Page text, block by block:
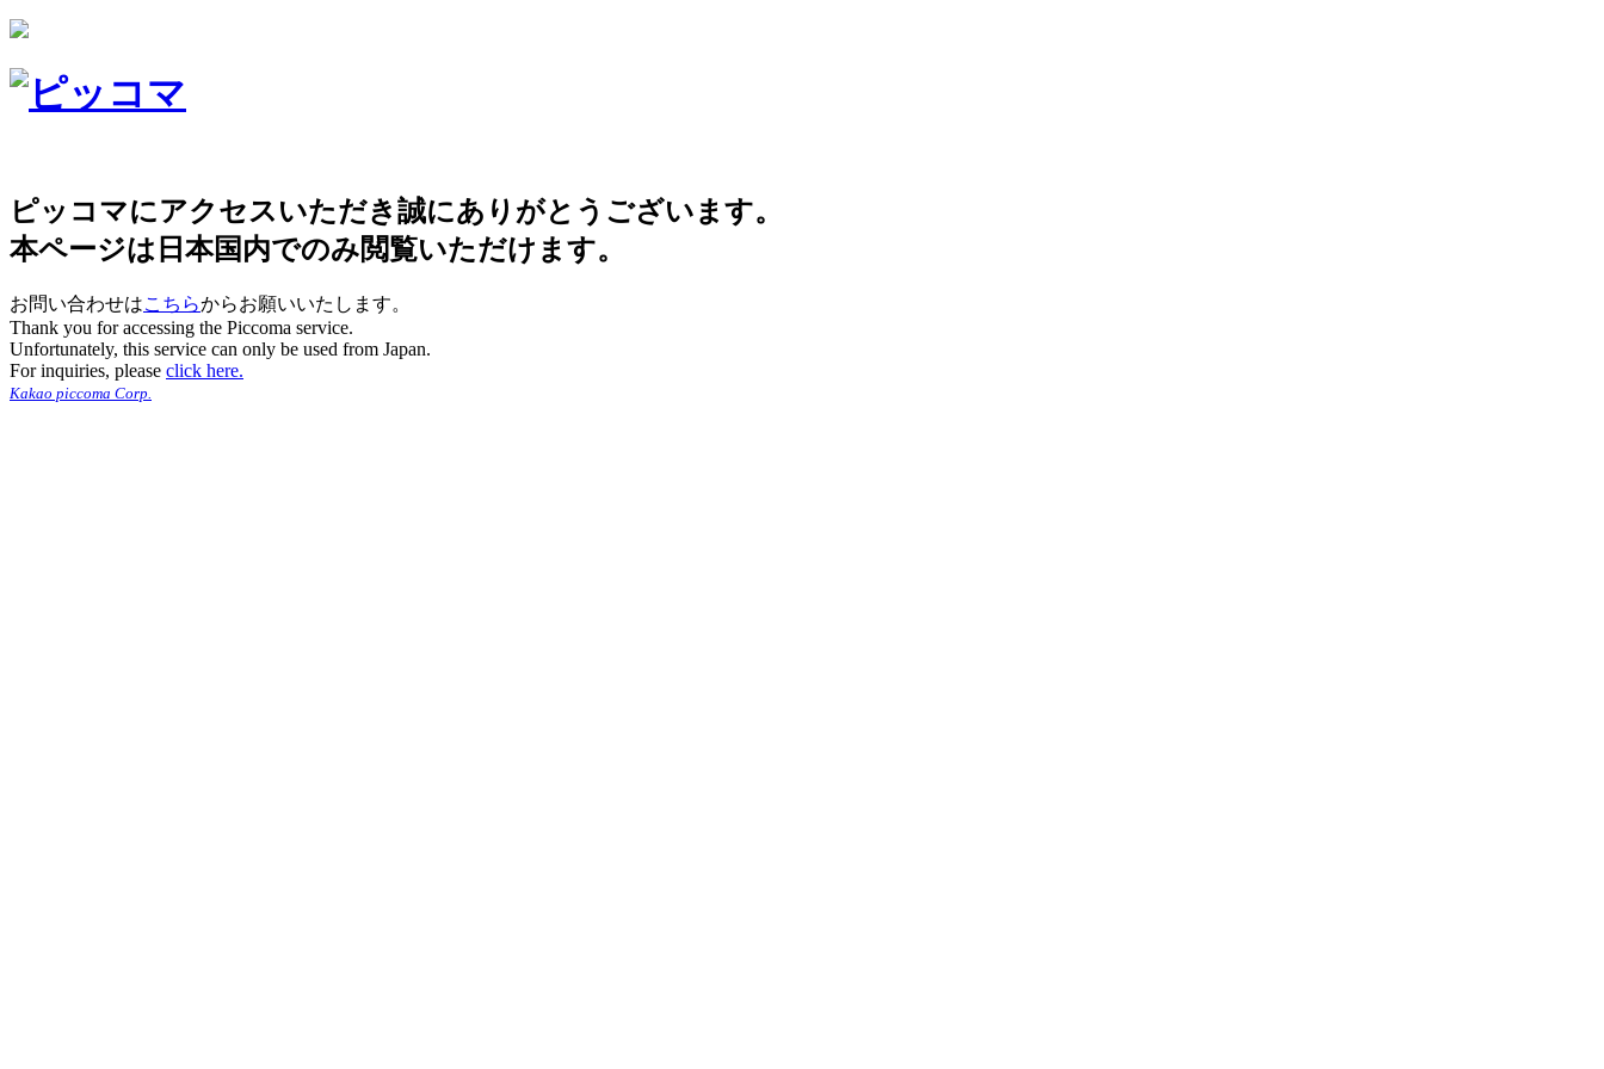
ピッコマにアクセスいただき誠にありがとうございます。
本ページは日本国内でのみ閲覧いただけます。
お問い合わせはこちらからお願いいたします。
Thank you for accessing the Piccoma service.
Unfortunately, this service can only be used from Japan.
For inquiries, please click here.
Kakao piccoma Corp.